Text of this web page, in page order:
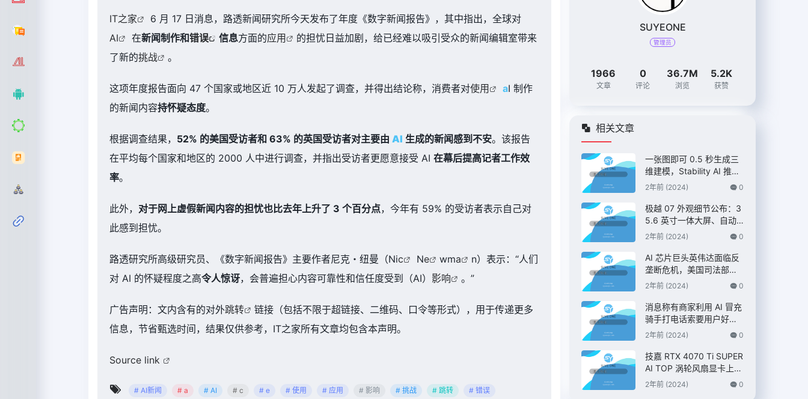
IT之家
6 月 17 日消息，路透新闻研究所今天发布了年度《数字新闻报告》，其中指出，全球对
AI
在新闻制作和错误 信息方面的应用
的担忧日益加剧，给已经难以吸引受众的新闻编辑室带来
了新的挑战 。
这项年度报告面向 47 个国家或地区近 10 万人发起了调查，并得出结论称，消费者对使用 aI 制作
的新闻内容持怀疑态度。
根据调查结果， 52% 的美国受访者和 63% 的英国受访者对主要由 AI 生成的新闻感到不安。该报告
在平均每个国家和地区的 2000 人中进行调查，并指出受访者更愿意接受 AI 在幕后提高记者工作效
率。
此外， 对于网上虚假新闻内容的担忧也比去年上升了 3 个百分点，今年有 59% 的受访者表示自己对
此感到担忧。
路透研究所高级研究员、《数字新闻报告》主要作者尼克・纽曼（Nic Ne wma
n）表示：“人们
对 AI 的怀疑程度之高令人惊讶，会普遍担心内容可靠性和信任度受到（AI） 影响 。”
广告声明：文内含有的对外跳转
链接（包括不限于超链接、二维码、口令等形式），用于传递更多
信息，节省甄选时间，结果仅供参考，IT之家所有文章均包含本声明。
Source link
# AI新闻 # a # AI # c # e # 使用 # 应用 # 影响 # 挑战 # 跳转 # 错误
SUYEONE
管理员
1966
文章
0
评论
36.7M
浏览
5.2K
获赞
相关文章
一张图即可 0.5 秒生成三
维建模，Stability AI 推出
“Stable Fast 3D”模型
2年前 (2024) 0
极越 07 外观细节公布：3
5.6 英寸一体大屏、自动
升降尾翼，定位 C 级纯电
2年前 (2024) 0
AI 芯片巨头英伟达面临反
垄断危机，美国司法部双
管齐下展开调查 – IT之家
2年前 (2024) 0
消息称有商家利用 AI 冒充
骑手打电话索要用户好
评，“平台考核”、“高温补
2年前 (2024) 0
技嘉 RTX 4070 Ti SUPER
AI TOP 涡轮风扇显卡上
市，7399 元
2年前 (2024) 0